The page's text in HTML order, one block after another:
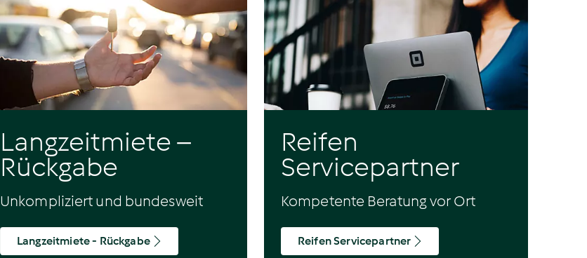
Langzeitmiete –
Rückgabe
Unkompliziert und bundesweit
Langzeitmiete - Rückgabe
Reifen
Servicepartner
Kompetente Beratung vor Ort
Reifen Servicepartner